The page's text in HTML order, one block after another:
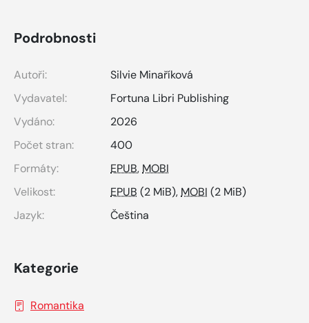
Podrobnosti
Autoři:
Silvie Minaříková
Vydavatel:
Fortuna Libri Publishing
Vydáno:
2026
Počet stran:
400
Formáty:
EPUB,MOBI
Velikost:
EPUB (2 MiB),MOBI (2 MiB)
Jazyk:
Čeština
Kategorie
Romantika